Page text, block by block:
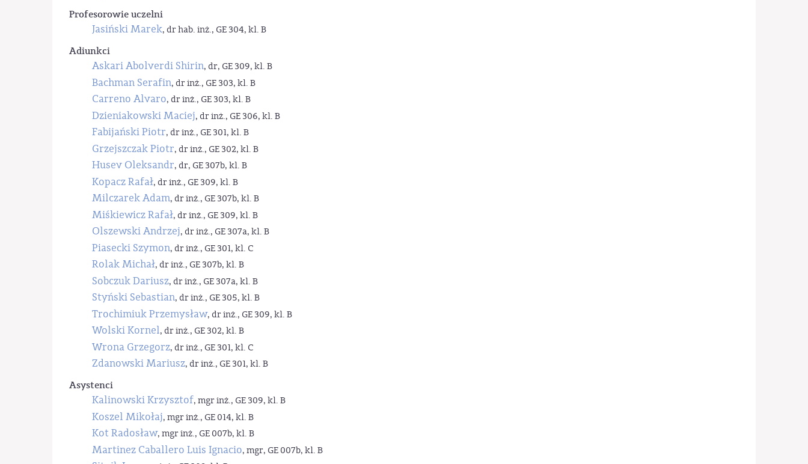
Profesorowie uczelni
Jasiński Marek, dr hab. inż., GE 304, kl. B
Adiunkci
Askari Abolverdi Shirin, dr, GE 309, kl. B
Bachman Serafin, dr inż., GE 303, kl. B
Carreno Alvaro, dr inż., GE 303, kl. B
Dzieniakowski Maciej, dr inż., GE 306, kl. B
Fabijański Piotr, dr inż., GE 301, kl. B
Grzejszczak Piotr, dr inż., GE 302, kl. B
Husev Oleksandr, dr, GE 307b, kl. B
Kopacz Rafał, dr inż., GE 309, kl. B
Milczarek Adam, dr inż., GE 307b, kl. B
Miśkiewicz Rafał, dr inż., GE 309, kl. B
Olszewski Andrzej, dr inż., GE 307a, kl. B
Piasecki Szymon, dr inż., GE 301, kl. C
Rolak Michał, dr inż., GE 307b, kl. B
Sobczuk Dariusz, dr inż., GE 307a, kl. B
Styński Sebastian, dr inż., GE 305, kl. B
Trochimiuk Przemysław, dr inż., GE 309, kl. B
Wolski Kornel, dr inż., GE 302, kl. B
Wrona Grzegorz, dr inż., GE 301, kl. C
Zdanowski Mariusz, dr inż., GE 301, kl. B
Asystenci
Kalinowski Krzysztof, mgr inż., GE 309, kl. B
Koszel Mikołaj, mgr inż., GE 014, kl. B
Kot Radosław, mgr inż., GE 007b, kl. B
Martinez Caballero Luis Ignacio, mgr, GE 007b, kl. B